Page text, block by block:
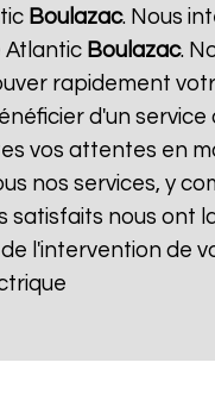
Boulazac. Nous
Atlantic Boulazac.
rapidement
d'un service
vos attentes en
nos services, y
satisfaits nous ont
l'intervention de